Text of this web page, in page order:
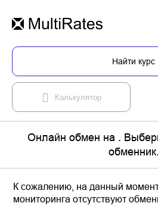
Найти курс
Калькулятор
Онлайн обмен на .
обменник.
К сожалению, на данный
мониторинга отсутствуют